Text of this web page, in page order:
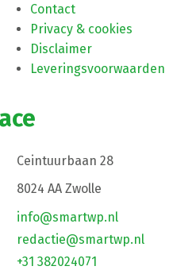
Contact
Privacy & cookies
Disclaimer
Leveringsvoorwaarden
Ceintuurbaan 28
8024 AA Zwolle
info@smartwp.nl
redactie@smartwp.nl
+31 382024071